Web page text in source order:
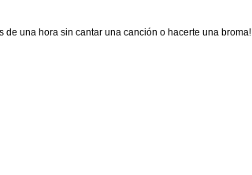
una hora sin cantar una canción o hacerte una broma!